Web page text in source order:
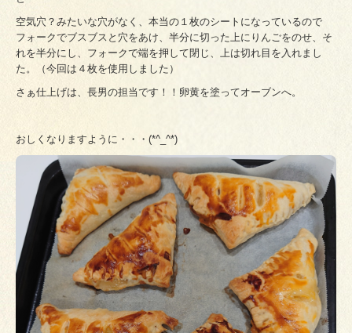
空気穴？みたいな穴がなく、本当の１枚のシートになっているので
フォークでブスブスと穴をあけ、半分に切った上にりんごをのせ、そ
れを半分にし、フォークで端を押して閉じ、上は切れ目を入れまし
た。（今回は４枚を使用しました）
さぁ仕上げは、長男の担当です！！卵黄を塗ってオーブンへ。
おしくなりますように・・・(*^_^*)